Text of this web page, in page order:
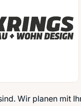
Wir planen mit